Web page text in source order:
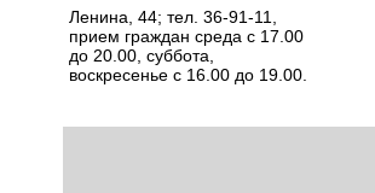
Ленина, 44; тел. 36-91-11,
прием граждан среда с 17.00
до 20.00, суббота,
воскресенье с 16.00 до 19.00.